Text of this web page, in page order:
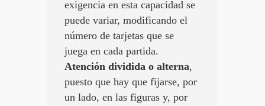
exigencia en esta capacidad se
puede variar, modificando el
número de tarjetas que se
juega en cada partida.
Atención dividida o alterna,
puesto que hay que fijarse, por
un lado, en las figuras y, por